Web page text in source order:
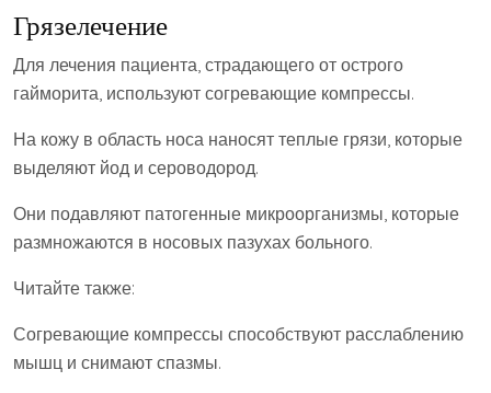
Грязелечение
Для лечения пациента, страдающего от острого
гайморита, используют согревающие компрессы.
На кожу в область носа наносят теплые грязи, которые
выделяют йод и сероводород.
Они подавляют патогенные микроорганизмы, которые
размножаются в носовых пазухах больного.
Читайте также:
Согревающие компрессы способствуют расслаблению
мышц и снимают спазмы.